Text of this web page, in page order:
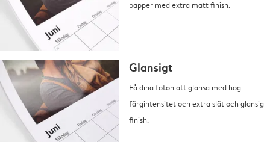
papper med extra matt finish.
Glansigt
Få dina foton att glänsa med hög
färgintensitet och extra slät och glansig
finish.